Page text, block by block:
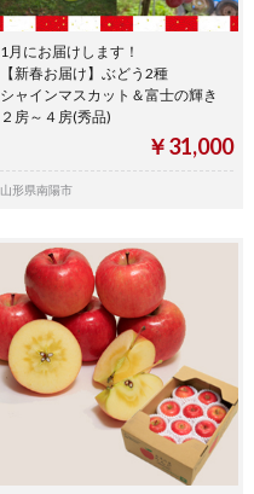
1月にお届けします！
【新春お届け】ぶどう2種
シャインマスカット＆富士の輝き
２房～４房(秀品)
￥31,000
山形県南陽市